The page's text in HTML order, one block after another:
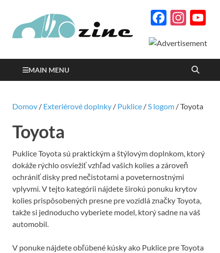
Autozine
motorizme s množstvom
reportáží
MAIN MENU
Domov / Exteriérové doplnky / Puklice /S logom / Toyota
Toyota
Puklice Toyota sú praktickým a štýlovým doplnkom, ktorý
dokáže rýchlo osviežiť vzhľad vašich kolies a zároveň
ochrániť disky pred nečistotami a poveternostnými
vplyvmi. V tejto kategórii nájdete širokú ponuku krytov
kolies prispôsobených presne pre vozidlá značky Toyota,
takže si jednoducho vyberiete model, ktorý sadne na váš
automobil.
V ponuke nájdete obľúbené kúsky ako Puklice pre Toyota